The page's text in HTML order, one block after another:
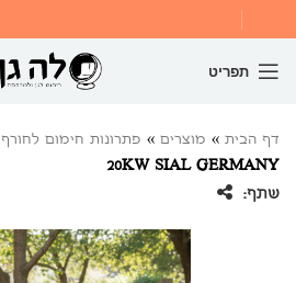
תפריט
דף הבית » מוצרים » פתרונות חימום לחורף
20KW SIAL GERMANY
שתף: